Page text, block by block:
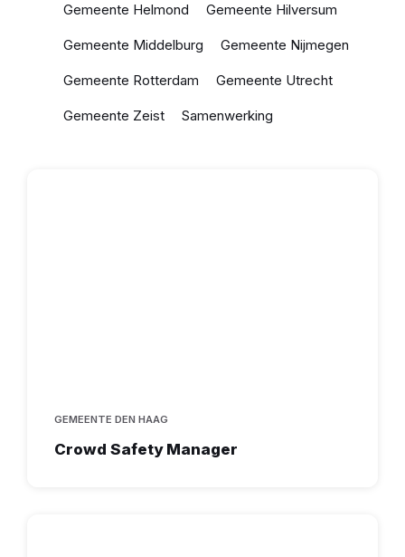
Gemeente Helmond Gemeente Hilversum
Gemeente Middelburg Gemeente Nijmegen
Gemeente Rotterdam Gemeente Utrecht
Gemeente Zeist Samenwerking
GEMEENTE DEN HAAG
Crowd Safety Manager